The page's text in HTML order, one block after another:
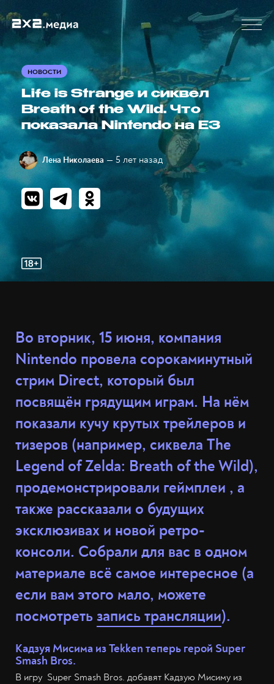
НОВОСТИ
Life is Strange и cиквел
Breath of the Wild. Что
показала Nintendo на E3
Лена Николаева — 5 лет назад
Во вторник, 15 июня, компания
Nintendo провела сорокаминутный
стрим Direct, который был
посвящён грядущим играм. На нём
показали кучу крутых трейлеров и
тизеров (например, сиквела The
Legend of Zelda: Breath of the Wild),
продемонстрировали геймплеи , а
также рассказали о будущих
эксклюзивах и новой ретро-
консоли. Собрали для вас в одном
материале всё самое интересное (а
если вам этого мало, можете
посмотретьзапись трансляции).
Кадзуя Мисима из Tekken теперь герой Super
Smash Bros.
В игру Super Smash Bros. добавят Кадзую Мисиму из